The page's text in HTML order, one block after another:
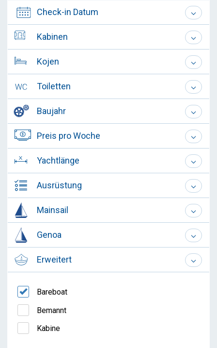
Check-in Datum
Kabinen
Kojen
Toiletten
Baujahr
Preis pro Woche
Yachtlänge
Ausrüstung
Mainsail
Genoa
Erweitert
Bareboat
Bemannt
Kabine